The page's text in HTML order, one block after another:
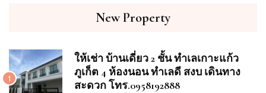
New Property
1
ให้เช่า บ้านเดี่ยว 2 ชั้น ทำเลเกาะแก้ว
ภูเก็ต 4 ห้องนอน ทำเลดี สงบ เดินทาง
สะดวก โทร.0958192888